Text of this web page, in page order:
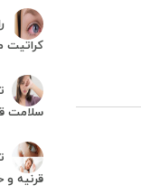
کراتیت
سلامت
قرنیه